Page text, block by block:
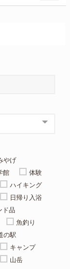
やげ
館
体験
ハイキング
日帰り入浴
ド品
魚釣り
の駅
キャンプ
山岳